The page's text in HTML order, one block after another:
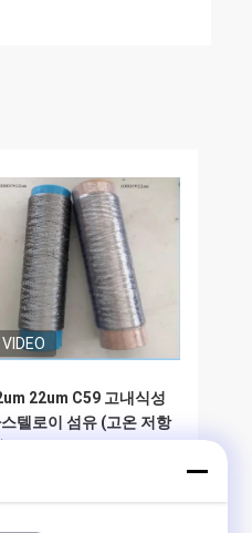
VIDEO
22um C59 고내식성
텔로이 섬유 (고온 저항
최고의 가격